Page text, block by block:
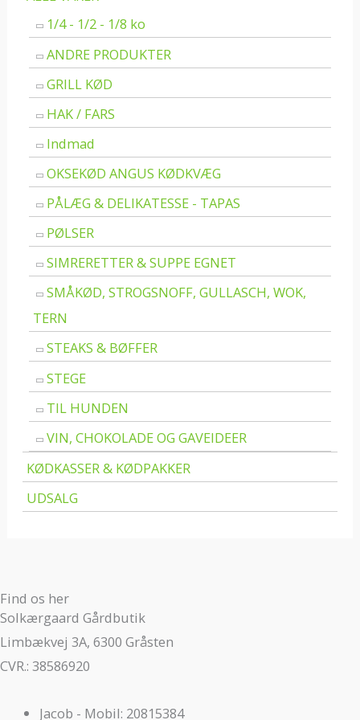
1/4 - 1/2 - 1/8 ko
ANDRE PRODUKTER
GRILL KØD
HAK / FARS
Indmad
OKSEKØD ANGUS KØDKVÆG
PÅLÆG & DELIKATESSE - TAPAS
PØLSER
SIMRERETTER & SUPPE EGNET
SMÅKØD, STROGSNOFF, GULLASCH, WOK,
TERN
STEAKS & BØFFER
STEGE
TIL HUNDEN
VIN, CHOKOLADE OG GAVEIDEER
KØDKASSER & KØDPAKKER
UDSALG
Find os her
Solkærgaard Gårdbutik
Limbækvej 3A, 6300 Gråsten
CVR.: 38586920
Jacob - Mobil: 20815384